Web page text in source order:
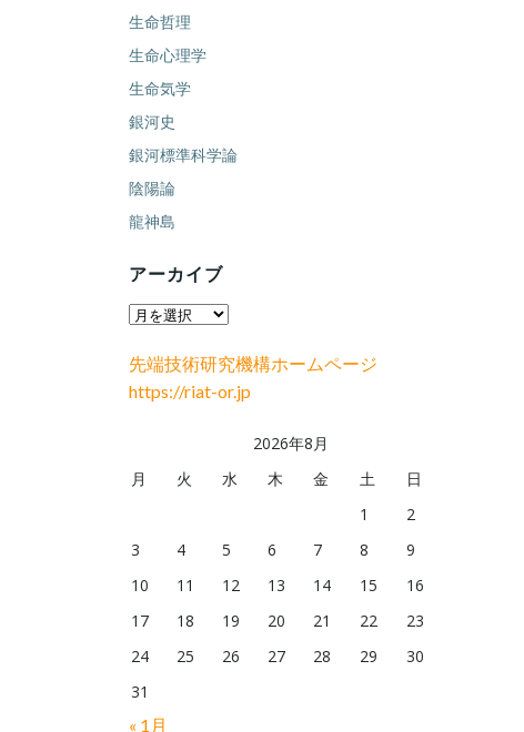
生命哲理
生命心理学
生命気学
銀河史
銀河標準科学論
陰陽論
龍神島
アーカイブ
ア
カ
イ
先端技術研究機構ホームページ
https://riat-or.jp
2026年8月
月
火 水 木 金 土
日
1
2
3
4 5 6 7 8
9
10
11 12 13 14 15
16
17
18 19 20 21 22
23
24
25 26 27 28 29
30
31
« 1月